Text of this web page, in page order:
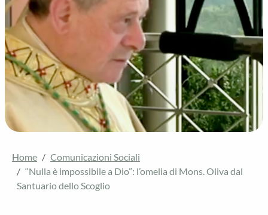
Home
Comunicazioni Sociali
“Nulla è impossibile a Dio”: l’omelia di Mons. Oliva dal
Santuario dello Scoglio